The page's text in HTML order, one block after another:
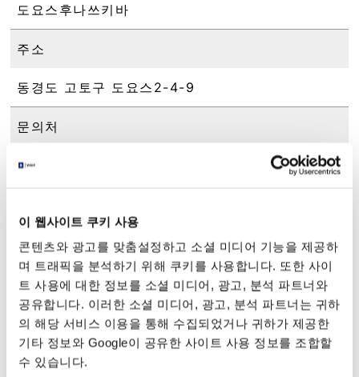
이 웹사이트 쿠키 사용
콘텐츠와 광고를 맞춤설정하고 소셜 미디어 기능을 제공하
며 트래픽을 분석하기 위해 쿠키를 사용합니다. 또한 사이
트 사용에 대한 정보를 소셜 미디어, 광고, 분석 파트너와
공유합니다. 이러한 소셜 미디어, 광고, 분석 파트너는 귀하
의 해당 서비스 이용을 통해 수집되었거나 귀하가 제공한
기타 정보와 Google이 공유한 사이트 사용 정보를 조합할
수 있습니다.
도요스후나쓰키바
주소
동경도 고토구 도요스2-4-9
문의처
以下のWebサイトからご確認ください / 관광기선
以下のWebサイトからご確認ください / 도쿄토관
광기선카부시키가이샤
(아래의 웹사이트로부터 확인 부탁드립니다.)
액세스
도쿄 메트로 유라쿠초선 [도요스역] 2번출구에서
도보5분
유리카모메 [도요스역] 유리카모메1번출구에서 도
보5분